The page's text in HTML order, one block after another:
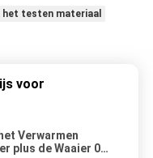
het testen materiaal
voor
Verwarmen
plus de Waaier 0-